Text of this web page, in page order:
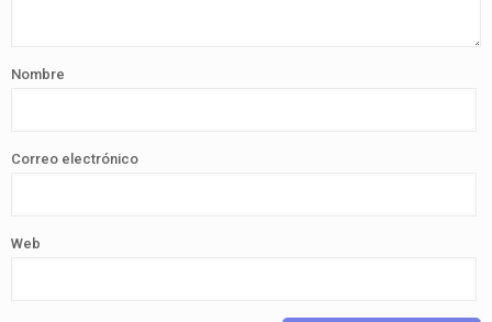
Nombre
Correo electrónico
Web